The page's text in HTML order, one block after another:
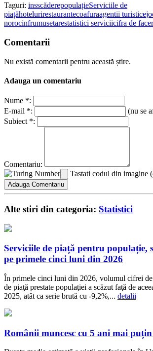
Taguri: insscăderepopulațieServiciile de
piațăhotelurirestaurantecoafuraagentii turistice
norocinfrumusetarestatistici serviciicifra de
Comentarii
Nu există comentarii pentru această știre.
Adauga un comentariu
Nume *:
E-mail *:
(nu se
Subiect *:
Comentariu:
Tastati codul din imagine
Alte stiri din categoria: Statistici
Serviciile de piață pentru populație,
pe primele cinci luni din 2026
În primele cinci luni din 2026, volumul cifrei
de piaţă prestate populaţiei a scăzut faţă de
2025, atât ca serie brută cu -9,2%,... detalii
Românii muncesc cu 5 ani mai